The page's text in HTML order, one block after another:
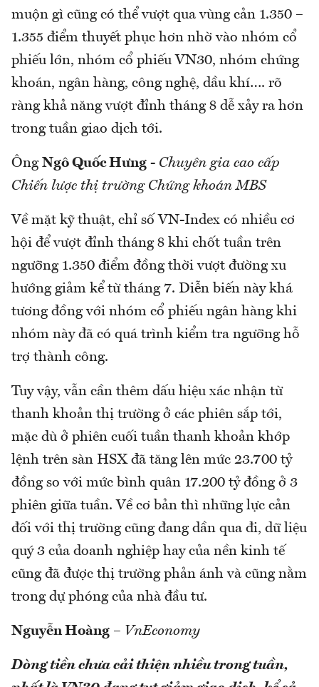
muộn gì cũng có thể vượt qua vùng cản 1.350 –
1.355 điểm thuyết phục hơn nhờ vào nhóm cổ
phiếu lớn, nhóm cổ phiếu VN30, nhóm chứng
khoán, ngân hàng, công nghệ, dầu khí…. rõ
ràng khả năng vượt đỉnh tháng 8 dễ xảy ra hơn
trong tuần giao dịch tới.
Ông Ngô Quốc Hưng - Chuyên gia cao cấp
Chiến lược thị trường Chứng khoán MBS
Về mặt kỹ thuật, chỉ số VN-Index có nhiều cơ
hội để vượt đỉnh tháng 8 khi chốt tuần trên
ngưỡng 1.350 điểm đồng thời vượt đường xu
hướng giảm kể từ tháng 7. Diễn biến này khá
tương đồng với nhóm cổ phiếu ngân hàng khi
nhóm này đã có quá trình kiểm tra ngưỡng hỗ
trợ thành công.
Tuy vậy, vẫn cần thêm dấu hiệu xác nhận từ
thanh khoản thị trường ở các phiên sắp tới,
mặc dù ở phiên cuối tuần thanh khoản khớp
lệnh trên sàn HSX đã tăng lên mức 23.700 tỷ
đồng so với mức bình quân 17.200 tỷ đồng ở 3
phiên giữa tuần. Về cơ bản thì những lực cản
đối với thị trường cũng đang dần qua đi, dữ liệu
quý 3 của doanh nghiệp hay của nền kinh tế
cũng đã được thị trường phản ánh và cũng nằm
trong dự phóng của nhà đầu tư.
Nguyễn Hoàng – VnEconomy
Dòng tiền chưa cải thiện nhiều trong tuần,